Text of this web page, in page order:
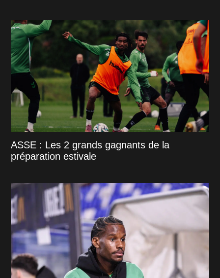
ASSE : Les 2 grands gagnants de la
préparation estivale